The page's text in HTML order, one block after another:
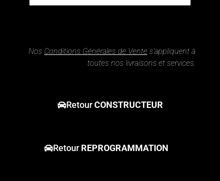
Nos Conditions Générales de Vente s’appliquent à
toutes nos livraisons et services.
RetourCONSTRUCTEUR
RetourREPROGRAMMATION